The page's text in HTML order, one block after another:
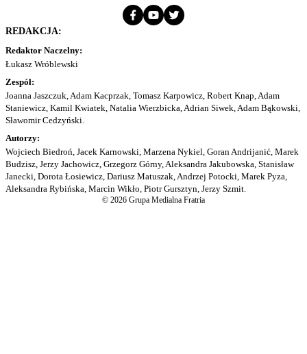
REDAKCJA:
Redaktor Naczelny:
Łukasz Wróblewski
Zespół:
Joanna Jaszczuk, Adam Kacprzak, Tomasz Karpowicz, Robert Knap, Adam
Staniewicz, Kamil Kwiatek, Natalia Wierzbicka, Adrian Siwek, Adam Bąkowski,
Sławomir Cedzyński.
Autorzy:
Wojciech Biedroń, Jacek Karnowski, Marzena Nykiel, Goran Andrijanić, Marek
Budzisz, Jerzy Jachowicz, Grzegorz Górny, Aleksandra Jakubowska, Stanisław
Janecki, Dorota Łosiewicz, Dariusz Matuszak, Andrzej Potocki, Marek Pyza,
Aleksandra Rybińska, Marcin Wikło, Piotr Gursztyn, Jerzy Szmit.
© 2026 Grupa Medialna Fratria